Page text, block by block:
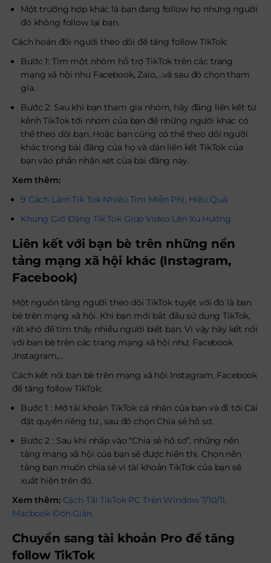
Một trường hợp khác là bạn đang follow họ nhưng người
đó không follow lại bạn.
Cách hoán đổi người theo dõi để tăng follow TikTok:
Bước 1: Tìm một nhóm hỗ trợ TikTok trên các trang
mạng xã hội như Facebook, Zalo,…và sau đó chọn tham
gia.
Bước 2: Sau khi bạn tham gia nhóm, hãy đăng liên kết từ
kênh TikTok tới nhóm của bạn để những người khác có
thể theo dõi bạn. Hoặc bạn cũng có thể theo dõi người
khác trong bài đăng của họ và dán liên kết TikTok của
bạn vào phần nhận xét của bài đăng này.
Xem thêm:
9 Cách Làm Tik Tok Nhiều Tim Miễn Phí, Hiệu Quả
Khung Giờ Đăng Tik Tok Giúp Video Lên Xu Hướng
Liên kết với bạn bè trên những nền
tảng mạng xã hội khác (Instagram,
Facebook)
Một nguồn tăng người theo dõi TikTok tuyệt vời đó là bạn
bè trên mạng xã hội. Khi bạn mới bắt đầu sử dụng TikTok,
rất khó để tìm thấy nhiều người biết bạn. Vì vậy hãy kết nối
với bạn bè trên các trang mạng xã hội như: Facebook
,Instagram,…
Cách kết nối bạn bè trên mạng xã hội Instagram, Facebook
để tăng follow TikTok:
Bước 1 : Mở tài khoản TikTok cá nhân của bạn và đi tới Cài
đặt quyền riêng tư , sau đó chọn Chia sẻ hồ sơ.
Bước 2 : Sau khi nhấp vào “Chia sẻ hồ sơ”, những nền
tảng mạng xã hội của bạn sẽ được hiển thị. Chọn nền
tảng bạn muốn chia sẻ vì tài khoản TikTok của bạn sẽ
xuất hiện trên đó.
Xem thêm: Cách Tải TikTok PC Trên Window 7/10/11,
Macbook Đơn Giản
Chuyển sang tài khoản Pro để tăng
follow TikTok